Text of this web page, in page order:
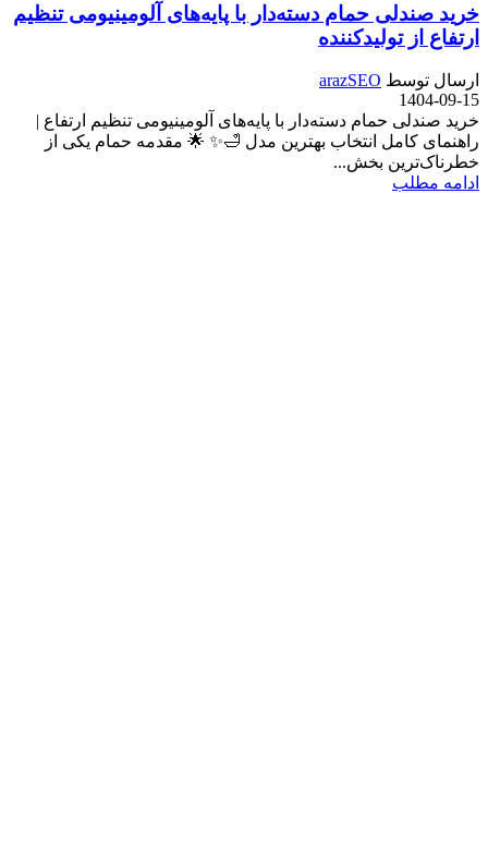
خرید صندلی حمام دسته‌دار با پایه‌های آلومینیومی تنظیم
ارتفاع از تولیدکننده
ارسال توسط arazSEO
1404-09-15
خرید صندلی حمام دسته‌دار با پایه‌های آلومینیومی تنظیم ارتفاع |
راهنمای کامل انتخاب بهترین مدل 🛁✨ 🌟 مقدمه حمام یکی از
خطرناک‌ترین بخش‌...
ادامه مطلب